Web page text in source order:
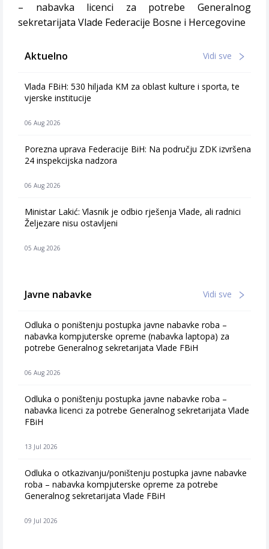
– nabavka licenci za potrebe Generalnog
sekretarijata Vlade Federacije Bosne i Hercegovine
Aktuelno Vidi sve
Vlada FBiH: 530 hiljada KM za oblast kulture i sporta, te
vjerske institucije
06 Aug 2026
Porezna uprava Federacije BiH: Na području ZDK izvršena
24 inspekcijska nadzora
06 Aug 2026
Ministar Lakić: Vlasnik je odbio rješenja Vlade, ali radnici
Željezare nisu ostavljeni
05 Aug 2026
Javne nabavke Vidi sve
Odluka o poništenju postupka javne nabavke roba –
nabavka kompjuterske opreme (nabavka laptopa) za
potrebe Generalnog sekretarijata Vlade FBiH
06 Aug 2026
Odluka o poništenju postupka javne nabavke roba –
nabavka licenci za potrebe Generalnog sekretarijata Vlade
FBiH
13 Jul 2026
Odluka o otkazivanju/poništenju postupka javne nabavke
roba – nabavka kompjuterske opreme za potrebe
Generalnog sekretarijata Vlade FBiH
09 Jul 2026